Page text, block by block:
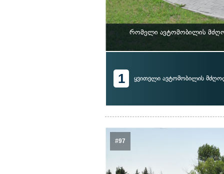
რომელი ავტომობილის
1 ყვითელი ავტომობილის
#97